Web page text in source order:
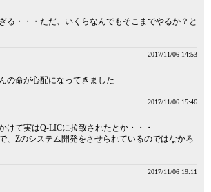
る・・・ただ、いくらなんでもそこまでやるか？と
2017/11/06 14:53
の命が心配になってきました
2017/11/06 15:46
けて実はQ-LICに拉致されたとか・・・
、Zのシステム開発をさせられているのではなかろ
2017/11/06 19:11